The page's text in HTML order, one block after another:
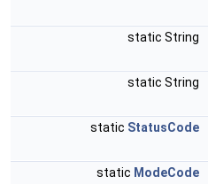
static String
static String
static StatusCode
static ModeCode